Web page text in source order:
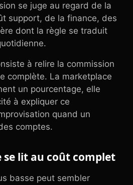
se juge au regard de la
support, de la finance, des
dont la règle se traduit
à relire la commission
complète. La marketplace
un pourcentage, elle
à expliquer ce
quand un
comptes.
se lit au coût complet
basse peut sembler